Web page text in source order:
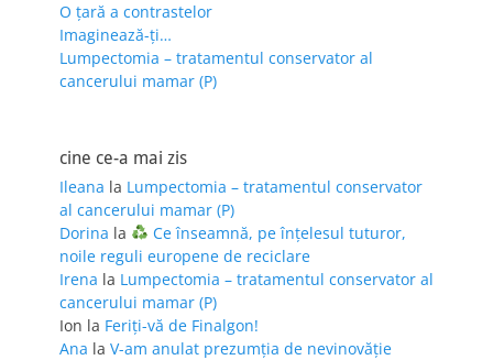
O țară a contrastelor
Imaginează-ți…
Lumpectomia – tratamentul conservator al
cancerului mamar (P)
cine ce-a mai zis
Ileana la Lumpectomia – tratamentul conservator
al cancerului mamar (P)
Dorina la
Ce înseamnă, pe înțelesul tuturor,
noile reguli europene de reciclare
Irena la Lumpectomia – tratamentul conservator al
cancerului mamar (P)
Ion la Feriţi-vă de Finalgon!
Ana la V-am anulat prezumția de nevinovăție